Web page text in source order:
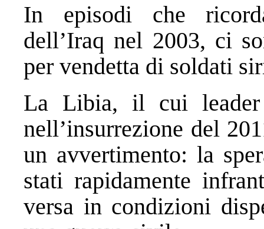
In episodi che
dell’Iraq nel 2003, ci
per vendetta di soldati
La Libia, il cui leader
nell’insurrezione del
un avvertimento: la
stati rapidamente
versa in condizioni